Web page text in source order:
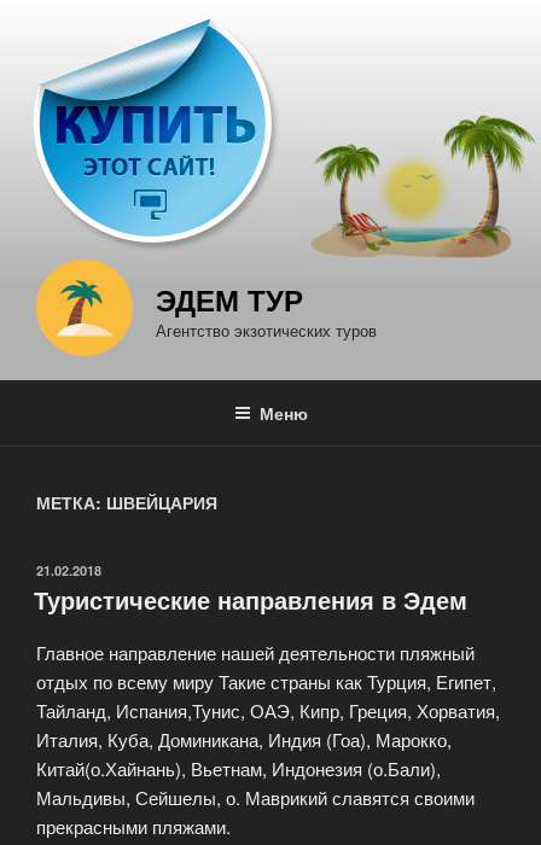
содержимому
ЭДЕМ ТУР
Агентство экзотических туров
Меню
МЕТКА: ШВЕЙЦАРИЯ
ОПУБЛИКОВАНО
21.02.2018
Туристические направления в Эдем
Главное направление нашей деятельности пляжный
отдых по всему миру Такие страны как Турция, Египет,
Тайланд, Испания,Тунис, ОАЭ, Кипр, Греция, Хорватия,
Италия, Куба, Доминикана, Индия (Гоа), Марокко,
Китай(о.Хайнань), Вьетнам, Индонезия (о.Бали),
Мальдивы, Сейшелы, о. Маврикий славятся своими
прекрасными пляжами.